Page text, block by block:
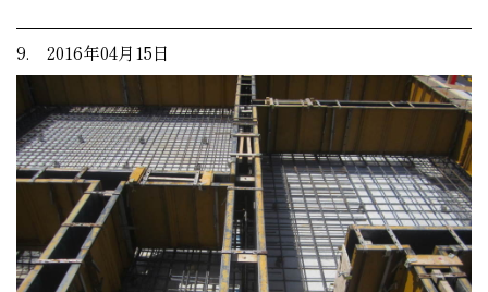
9. 2016年04月15日